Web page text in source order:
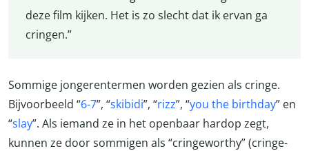
deze film kijken. Het is zo slecht dat ik ervan ga
cringen.”
Sommige jongerentermen worden gezien als cringe.
Bijvoorbeeld “6-7”, “skibidi”, “rizz”, “you the birthday” en
“slay”. Als iemand ze in het openbaar hardop zegt,
kunnen ze door sommigen als “cringeworthy” (cringe-